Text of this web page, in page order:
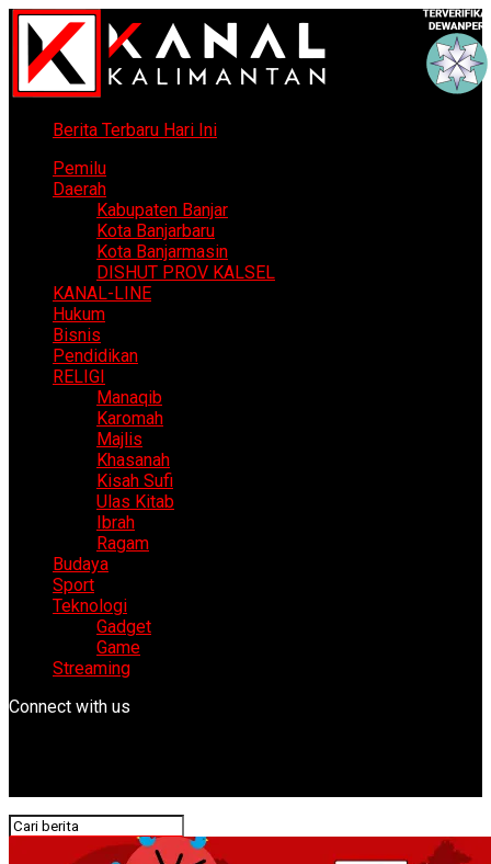
Berita Terbaru Hari Ini
Pemilu
Daerah
Kabupaten Banjar
Kota Banjarbaru
Kota Banjarmasin
DISHUT PROV KALSEL
KANAL-LINE
Hukum
Bisnis
Pendidikan
RELIGI
Manaqib
Karomah
Majlis
Khasanah
Kisah Sufi
Ulas Kitab
Ibrah
Ragam
Budaya
Sport
Teknologi
Gadget
Game
Streaming
Connect with us